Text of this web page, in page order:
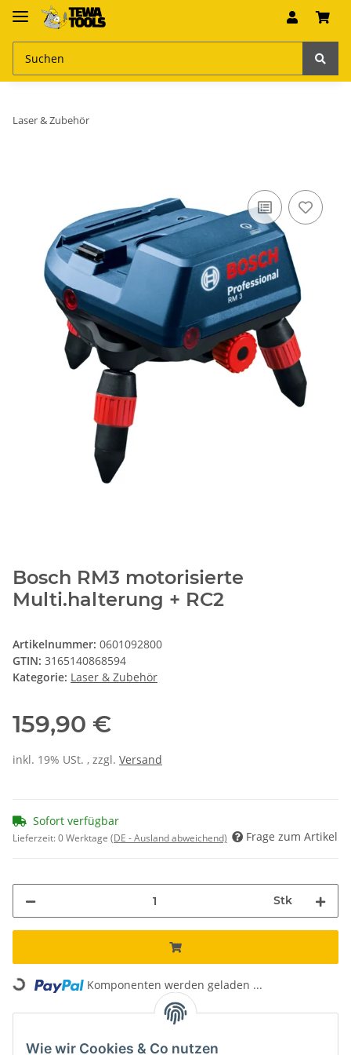
Laser & Zubehör
Bosch RM3 motorisierte
Multi.halterung + RC2
Artikelnummer: 0601092800
GTIN: 3165140868594
Kategorie: Laser & Zubehör
159,90 €
inkl. 19% USt. , zzgl. Versand
Sofort verfügbar
Lieferzeit:0 Werktage (DE - Ausland abweichend) Frage zum Artikel
Stk
Loading... Komponenten werden geladen ...
Wie wir Cookies & Co nutzen